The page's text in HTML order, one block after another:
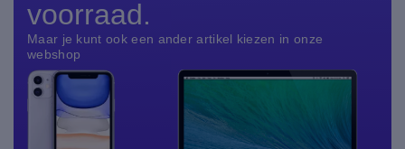
voorraad.
Maar je kunt ook een ander artikel kiezen in onze
webshop